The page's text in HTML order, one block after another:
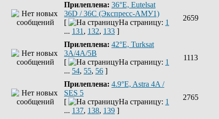
Прилеплена: 36°E, Eutelsat
36D / 36C (Экспресс-АМУ1)
[
На страницу: 1
... 131 , 132, 133 ]
2659
Прилеплена: 42°E, Turksat
3A/4A/5B
[
На страницу: 1
... 54, 55, 56 ]
1113
Прилеплена: 4.9°E, Astra 4A /
SES 5
[
На страницу: 1
... 137, 138, 139 ]
2765